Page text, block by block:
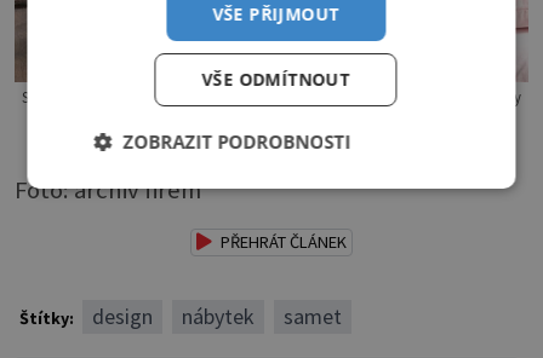
Sametové polštáře jsou ideálním doplňkem v každém bytě. Zvolíte-li odstíny
Foto: archiv firem
PŘEHRÁT ČLÁNEK
Štítky: design nábytek samet
VŠE PŘIJMOUT
VŠE ODMÍTNOUT
ZOBRAZIT PODROBNOSTI